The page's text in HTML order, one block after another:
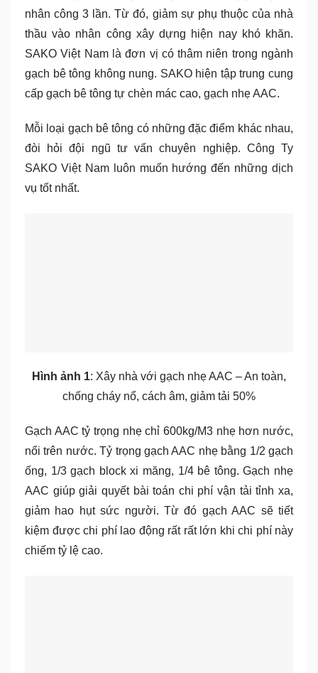
nhân công 3 lần. Từ đó, giảm sự phụ thuộc của nhà
thầu vào nhân công xây dựng hiện nay khó khăn.
SAKO Việt Nam là đơn vị có thâm niên trong ngành
gạch bê tông không nung. SAKO hiện tập trung cung
cấp gạch bê tông tự chèn mác cao, gạch nhẹ AAC.
Mỗi loại gạch bê tông có những đặc điểm khác nhau,
đòi hỏi đội ngũ tư vấn chuyên nghiệp. Công Ty
SAKO Việt Nam luôn muốn hướng đến những dịch
vụ tốt nhất.
Hình ảnh 1: Xây nhà với gạch nhẹ AAC – An toàn,
chống cháy nổ, cách âm, giảm tải 50%
Gạch AAC tỷ trọng nhẹ chỉ 600kg/M3 nhẹ hơn nước,
nổi trên nước. Tỷ trọng gạch AAC nhẹ bằng 1/2 gạch
ống, 1/3 gạch block xi măng, 1/4 bê tông. Gạch nhẹ
AAC giúp giải quyết bài toán chi phí vận tải tỉnh xa,
giảm hao hụt sức người. Từ đó gạch AAC sẽ tiết
kiệm được chi phí lao động rất rất lớn khi chi phí này
chiếm tỷ lệ cao.